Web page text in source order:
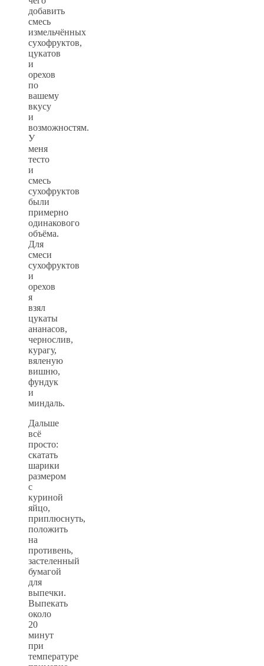
добавить
смесь
измельчённых
сухофруктов,
цукатов
и
орехов
по
вашему
вкусу
и
возможностям.
У
меня
тесто
и
смесь
сухофруктов
были
примерно
одинакового
объёма.
Для
смеси
сухофруктов
и
орехов
я
взял
цукаты
ананасов,
чернослив,
курагу,
вяленую
вишню,
фундук
и
миндаль.
Дальше
всё
просто:
скатать
шарики
размером
с
куриной
яйцо,
приплюснуть,
положить
на
противень,
застеленный
бумагой
для
выпечки.
Выпекать
около
20
минут
при
температуре